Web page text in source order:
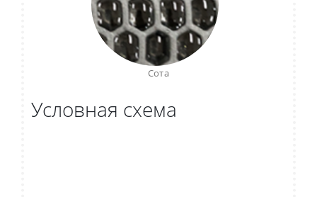
Сота
Условная схема